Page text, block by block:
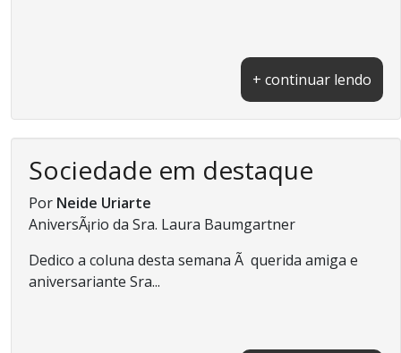
+ continuar lendo
Sociedade em destaque
Por Neide Uriarte
AniversÃ¡rio da Sra. Laura Baumgartner
Dedico a coluna desta semana Ã querida amiga e
aniversariante Sra...